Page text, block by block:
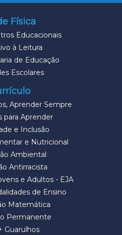
Física
Educacionais
à Leitura
de Educação
Escolares
Aprender Sempre
para Aprender
e Inclusão
e Nutricional
Ambiental
Antirracista
e Adultos - EJA
de Ensino
Matemática
Permanente
Guarulhos